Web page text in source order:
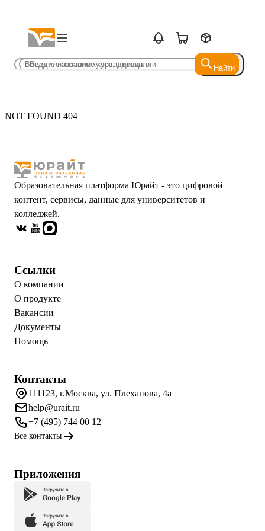
Найти
Найти
NOT FOUND 404
Образовательная платформа Юрайт - это цифровой
контент, сервисы, данные для университетов и
колледжей.
Ссылки
О компании
О продукте
Вакансии
Документы
Помощь
Контакты
111123, г.Москва, ул. Плеханова, 4а
help@urait.ru
+7 (495) 744 00 12
Все контакты
Приложения